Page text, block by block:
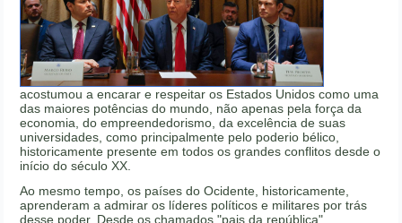
acostumou a encarar e respeitar os Estados Unidos como uma
das maiores potências do mundo, não apenas pela força da
economia, do empreendedorismo, da excelência de suas
universidades, como principalmente pelo poderio bélico,
historicamente presente em todos os grandes conflitos desde o
início do século XX.
Ao mesmo tempo, os países do Ocidente, historicamente,
aprenderam a admirar os líderes políticos e militares por trás
desse poder. Desde os chamados "pais da república"